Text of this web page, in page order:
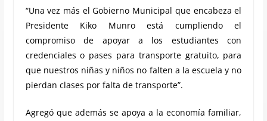
“Una vez más el Gobierno Municipal que encabeza el
Presidente Kiko Munro está cumpliendo el
compromiso de apoyar a los estudiantes con
credenciales o pases para transporte gratuito, para
que nuestros niñas y niños no falten a la escuela y no
pierdan clases por falta de transporte”.
Agregó que además se apoya a la economía familiar,